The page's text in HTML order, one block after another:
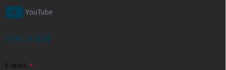
YouTube
PŘIHLÁŠENÍ
E-MAIL